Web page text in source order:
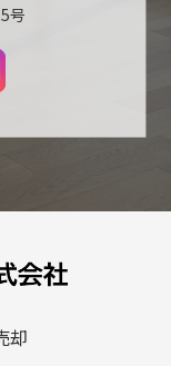
号
却